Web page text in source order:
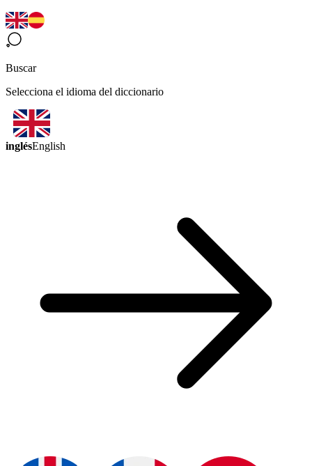
Buscar
Selecciona el idioma del diccionario
inglésEnglish